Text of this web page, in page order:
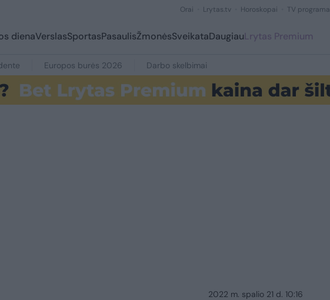
Orai Lrytas.tv Horoskopai TV programa
dienaVerslasSportasPasaulisŽmonėsSveikataDaugiauLrytas Premium
Europos burės 2026 Darbo skelbimai
2022 m. spalio 21 d. 10:16